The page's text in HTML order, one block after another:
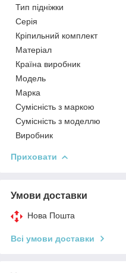
Тип підніжки
Серія
Кріпильний комплект
Матеріал
Країна виробник
Модель
Марка
Сумісність з маркою
Сумісність з моделлю
Виробник
Приховати
Умови доставки
Нова Пошта
Всі умови доставки